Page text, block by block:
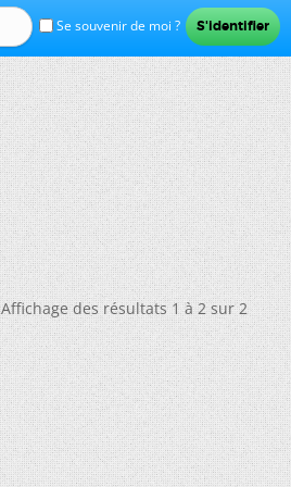
Se souvenir de moi ?
Affichage des résultats 1 à 2 sur 2